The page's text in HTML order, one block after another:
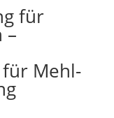
für
–
Mehl-